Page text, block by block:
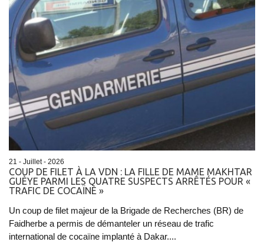
21 - Juillet - 2026
COUP DE FILET À LA VDN : LA FILLE DE MAME MAKHTAR
GUÈYE PARMI LES QUATRE SUSPECTS ARRÊTÉS POUR «
TRAFIC DE COCAÏNE »
Un coup de filet majeur de la Brigade de Recherches (BR) de
Faidherbe a permis de démanteler un réseau de trafic
international de cocaïne implanté à Dakar....